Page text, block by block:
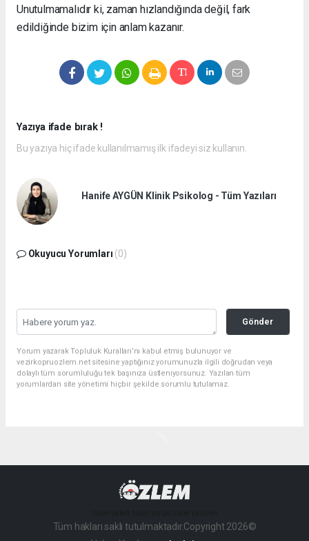
Unutulmamalıdır ki, zaman hızlandığında değil, fark
edildiğinde bizim için anlam kazanır.
Yazıya ifade bırak !
Bu yazıya hiç ifade kullanılmamış ilk ifadeyi siz kullanın.
Hanife AYGÜN Klinik Psikolog - Tüm Yazıları
Okuyucu Yorumları (0)
Gönder
Yorum yazarak Topluluk Kuralları’nı kabul etmiş bulunuyor ve
vezirkopruozlem.net sitesine yaptığınız yorumunuzla ilgili doğrudan veya
dolaylı tüm sorumluluğu tek başınıza üstleniyorsunuz. Yazılan tüm
yorumlardan site yönetimi hiçbir şekilde sorumlu tutulamaz.
Tüm hakları saklı tutulmaktadır.Copyright 2026©